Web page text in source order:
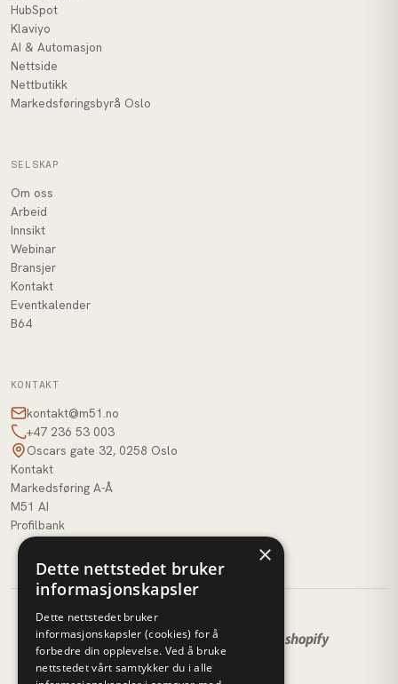
HubSpot
Klaviyo
AI & Automasjon
Nettside
Nettbutikk
Markedsføringsbyrå Oslo
SELSKAP
Om oss
Arbeid
Innsikt
Webinar
Bransjer
Kontakt
Eventkalender
B64
KONTAKT
kontakt@m51.no
+47 236 53 003
Oscars gate 32, 0258 Oslo
Kontakt
Markedsføring A-Å
M51 AI
Profilbank
×
Dette nettstedet bruker
informasjonskapsler
Dette nettstedet bruker
informasjonskapsler (cookies) for å
forbedre din opplevelse. Ved å bruke
nettstedet vårt samtykker du i alle